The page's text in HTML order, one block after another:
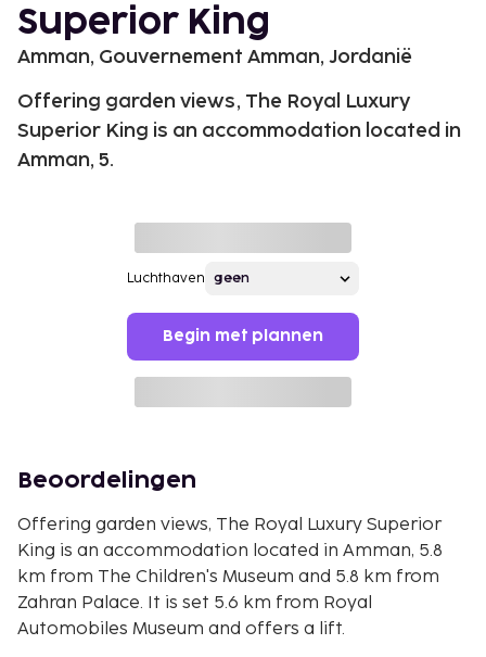
Superior King
Amman, Gouvernement Amman, Jordanië
Offering garden views, The Royal Luxury
Superior King is an accommodation located in
Amman, 5.
Luchthaven
Begin met plannen
Beoordelingen
Offering garden views, The Royal Luxury Superior
King is an accommodation located in Amman, 5.8
km from The Children's Museum and 5.8 km from
Zahran Palace. It is set 5.6 km from Royal
Automobiles Museum and offers a lift.